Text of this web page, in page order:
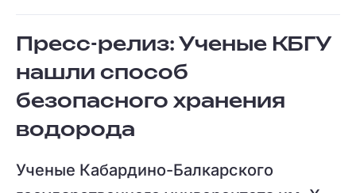
Пресс-релиз: Ученые КБГУ
нашли способ
безопасного хранения
водорода
Ученые Кабардино-Балкарского